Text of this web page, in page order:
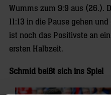
Wumms zum 9:9 aus (26.).
11:13 in die Pause gehen
ist noch das Positivste an
ersten Halbzeit.
Schmid beißt sich ins Spiel